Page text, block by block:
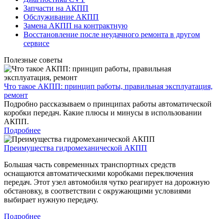
Запчасти на АКПП
Обслуживание АКПП
Замена АКПП на контрактную
Восстановление после неудачного ремонта в другом
сервисе
Полезные советы
Что такое АКПП: принцип работы, правильная эксплуатация,
ремонт
Подробно рассказываем о принципах работы автоматической
коробки передач. Какие плюсы и минусы в использовании
АКПП.
Подробнее
Преимущества гидромеханической АКПП
Большая часть современных транспортных средств
оснащаются автоматическими коробками переключения
передач. Этот узел автомобиля чутко реагирует на дорожную
обстановку, в соответствии с окружающими условиями
выбирает нужную передачу.
Подробнее